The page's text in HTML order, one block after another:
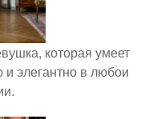
которая умеет
и элегантно в любои